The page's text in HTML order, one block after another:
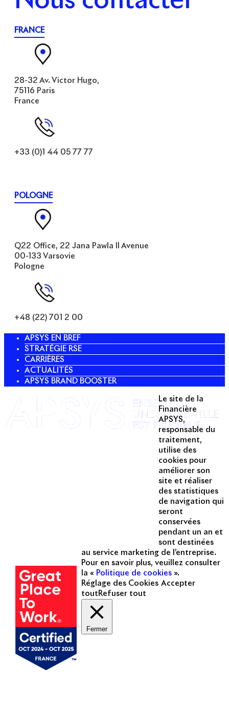
FRANCE
28-32 Av. Victor Hugo,
75116 Paris
France
+33 (0)1 44 05 77 77
POLOGNE
Q22 Office, 22 Jana Pawla II Avenue
00-133 Varsovie
Pologne
+48 (22) 701 2 00
APSYS EN BREF
STRATÉGIE RSE
CARRIÈRES
ACTUALITÉS
APSYS BRAND BOOSTER
Twitter
Linkedin
Le site de la
Financière
APSYS,
responsable du
traitement,
utilise des
cookies pour
améliorer son
site et réaliser
des statistiques
de navigation qui
seront
conservées
pendant un an et
sont destinées
au service marketing de l’entreprise.
Pour en savoir plus, veuillez consulter
la « Politique de cookies ».
Réglage des Cookies Accepter
tout Refuser tout
Fermer